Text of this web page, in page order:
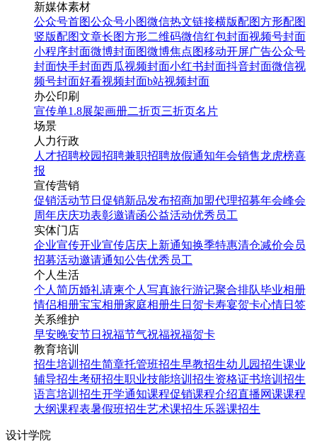
新媒体素材
公众号首图公众号小图微信热文链接横版配图方形配图
竖版配图文章长图方形二维码微信红包封面视频号封面
小程序封面微博封面图微博焦点图移动开屏广告公众号
封面快手封面西瓜视频封面小红书封面抖音封面微信视
频号封面好看视频封面b站视频封面
办公印刷
宣传单1.8展架画册二折页三折页名片
场景
人力行政
人才招聘校园招聘兼职招聘放假通知年会销售龙虎榜喜
报
宣传营销
促销活动节日促销新品发布招商加盟代理招募年会峰会
周年庆庆功表彰邀请函公益活动优秀员工
实体门店
企业宣传开业宣传店庆 上新通知换季特惠清仓减价会员
招募活动邀请通知公告优秀员工
个人生活
个人简历婚礼请柬个人写真旅行游记聚合排队毕业相册
情侣相册宝宝相册家庭相册生日贺卡寿宴贺卡心情日签
关系维护
早安晚安节日祝福节气祝福祝福贺卡
教育培训
招生培训 招生简章托管班招生早教招生幼儿园招生课业
辅导招生考研招生职业技能培训招生资格证书培训招生
语言培训招生开学通知课程促销课程介绍直播网课课程
大纲课程表暑假班招生艺术课招生乐器课招生
设计学院